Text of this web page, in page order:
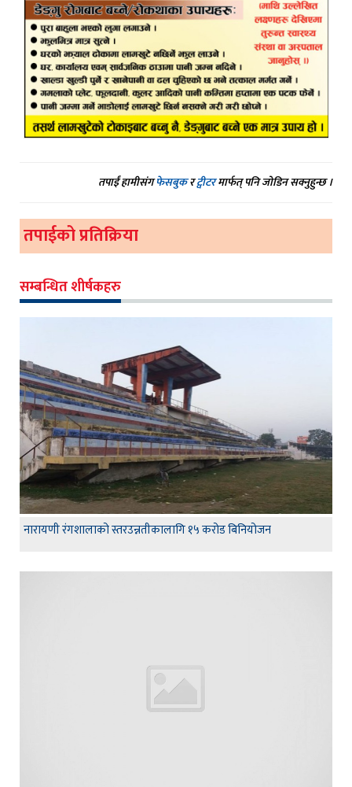
तपाईं हामीसंगफेसबुकरट्वीटरमार्फत् पनि जोडिन सक्नुहुन्छ ।
तपाईको प्रतिक्रिया
सम्बन्धित शीर्षकहरु
नारायणी रंगशालाको स्तरउन्नतीकालागि १५ करोड बिनियोजन